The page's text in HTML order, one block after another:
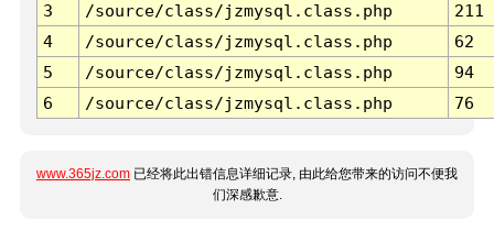
3 /source/class/jzmysql.class.php
211
4
/source/class/jzmysql.class.php
62
5
/source/class/jzmysql.class.php
94
6
/source/class/jzmysql.class.php 76
www.365jz.com 已经将此出错信息详细记录, 由此给您带来的访问不便我
们深感歉意.